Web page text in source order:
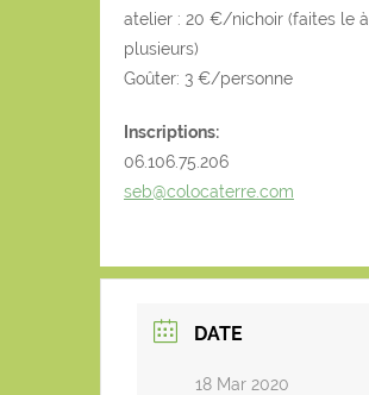
atelier : 20 €/nichoir (faites le à
plusieurs)
Goûter: 3 €/personne
Inscriptions:
06.106.75.206
seb@colocaterre.com
DATE
18 Mar 2020